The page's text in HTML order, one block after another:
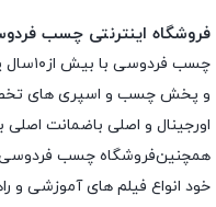
فروشگاه اینترنتی چسب
چسب
و پخش چسب و اسپری های
اورجینال و اصلی باضمانت
همچنین‌فروشگاه چسب فردوسی
خود انواع فیلم های آموزشی و